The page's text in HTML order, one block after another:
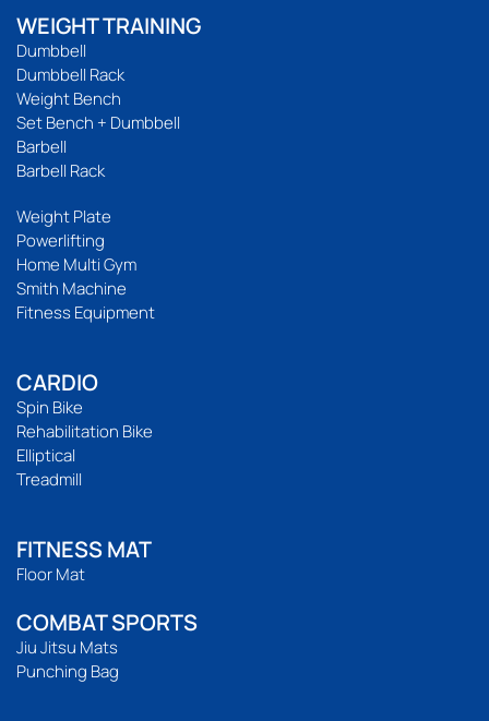
WEIGHT TRAINING
Dumbbell
Dumbbell Rack
Weight Bench
Set Bench + Dumbbell
Barbell
Barbell Rack
Weight Plate
Powerlifting
Home Multi Gym
Smith Machine
Fitness Equipment
CARDIO
Spin Bike
Rehabilitation Bike
Elliptical
Treadmill
FITNESS MAT
Floor Mat
COMBAT SPORTS
Jiu Jitsu Mats
Punching Bag